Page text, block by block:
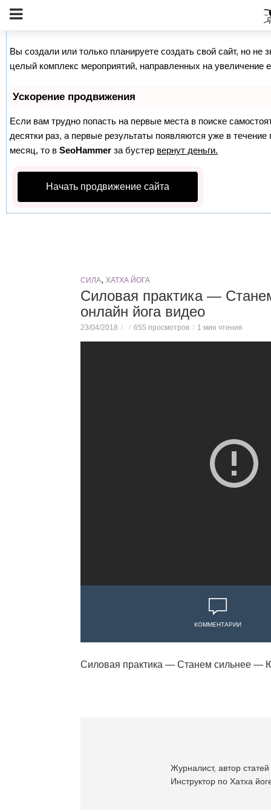
Как продвинуть сайт на первые места?
Вы создали или только планируете создать свой сайт, но не
целый комплекс мероприятий, направленных на увеличение
Ускорение продвижения
Если вам трудно попасть на первые места в поиске
десятки раз, а первые результаты появляются уже в
месяц, то в SeoHammer за бустер вернут деньги.
Начать продвижение сайта
СИЛА, ХАТХА ЙОГА
Силовая практика —
онлайн йога видео
23/04/2018 655 просмотров 1 мин чтения
КОММЕНТАРИИ
Силовая практика — Станем сильнее —
Журналист, автор
Инструктор по Хатха